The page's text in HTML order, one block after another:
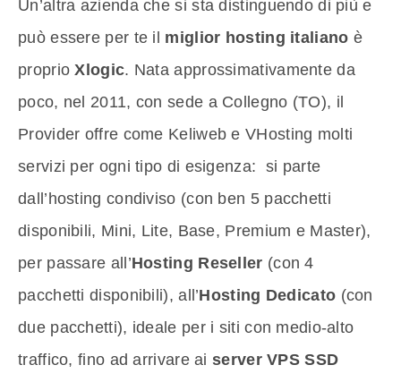
Un’altra azienda che si sta distinguendo di più e
può essere per te il miglior hosting italiano è
proprioXlogic. Nata approssimativamente da
poco, nel 2011, con sede a Collegno (TO), il
Provider offre come Keliweb e VHosting molti
servizi per ogni tipo di esigenza: si parte
dall’hosting condiviso (con ben 5 pacchetti
disponibili, Mini, Lite, Base, Premium e Master),
per passare all’Hosting Reseller (con 4
pacchetti disponibili), all’Hosting Dedicato (con
due pacchetti), ideale per i siti con medio-alto
traffico, fino ad arrivare aiserver VPS SSD